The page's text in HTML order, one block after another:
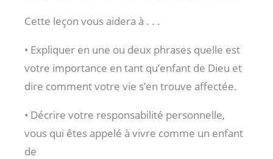
Cette leçon vous aidera à . . .
• Expliquer en une ou deux phrases quelle est
votre importance en tant qu’enfant de Dieu et
dire comment votre vie s’en trouve affectée.
• Décrire votre responsabilité personnelle,
vous qui êtes appelé à vivre comme un enfant
de